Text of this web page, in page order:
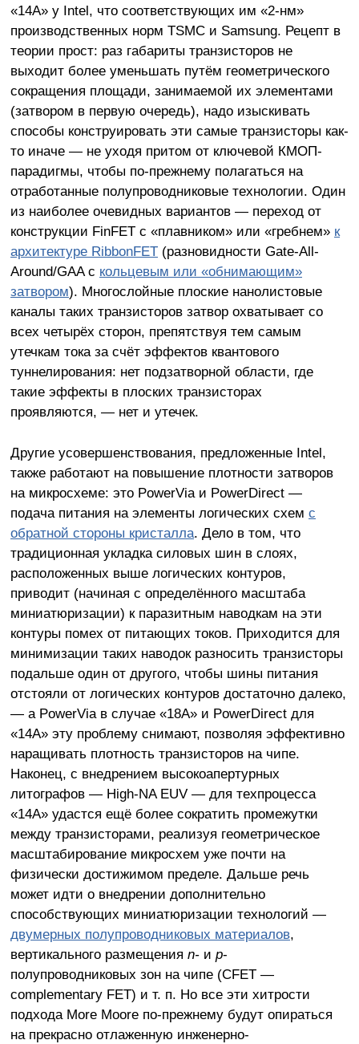
«14A» у Intel, что соответствующих им «2-нм»
производственных норм TSMC и Samsung. Рецепт в
теории прост: раз габариты транзисторов не
выходит более уменьшать путём геометрического
сокращения площади, занимаемой их элементами
(затвором в первую очередь), надо изыскивать
способы конструировать эти самые транзисторы как-
то иначе — не уходя притом от ключевой КМОП-
парадигмы, чтобы по-прежнему полагаться на
отработанные полупроводниковые технологии. Один
из наиболее очевидных вариантов — переход от
конструкции FinFET с «плавником» или «гребнем» к
архитектуре RibbonFET(разновидности Gate-All-
Around/GAA с кольцевым или «обнимающим»
затвором). Многослойные плоские нанолистовые
каналы таких транзисторов затвор охватывает со
всех четырёх сторон, препятствуя тем самым
утечкам тока за счёт эффектов квантового
туннелирования: нет подзатворной области, где
такие эффекты в плоских транзисторах
проявляются, — нет и утечек.
Другие усовершенствования, предложенные Intel,
также работают на повышение плотности затворов
на микросхеме: это PowerVia и PowerDirect —
подача питания на элементы логических схем с
обратной стороны кристалла. Дело в том, что
традиционная укладка силовых шин в слоях,
расположенных выше логических контуров,
приводит (начиная с определённого масштаба
миниатюризации) к паразитным наводкам на эти
контуры помех от питающих токов. Приходится для
минимизации таких наводок разносить транзисторы
подальше один от другого, чтобы шины питания
отстояли от логических контуров достаточно далеко,
— а PowerVia в случае «18A» и PowerDirect для
«14A» эту проблему снимают, позволяя эффективно
наращивать плотность транзисторов на чипе.
Наконец, с внедрением высокоапертурных
литографов — High-NA EUV — для техпроцесса
«14A» удастся ещё более сократить промежутки
между транзисторами, реализуя геометрическое
масштабирование микросхем уже почти на
физически достижимом пределе. Дальше речь
может идти о внедрении дополнительно
способствующих миниатюризации технологий —
двумерных полупроводниковых материалов,
вертикального размещения n-и p-
полупроводниковых зон на чипе (CFET —
complementary FET) и т. п. Но все эти хитрости
подхода More Moore по-прежнему будут опираться
на прекрасно отлаженную инженерно-